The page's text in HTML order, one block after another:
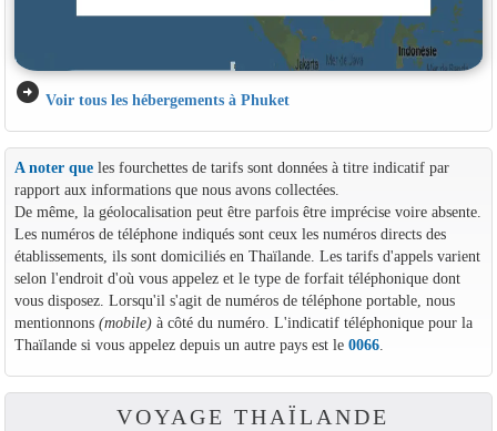
arrow_circle_right Voir tous les hébergements à Phuket
A noter queles fourchettes de tarifs sont données à titre indicatif par
rapport aux informations que nous avons collectées.
De même, la géolocalisation peut être parfois être imprécise voire absente.
Les numéros de téléphone indiqués sont ceux les numéros directs des
établissements, ils sont domiciliés en Thaïlande. Les tarifs d'appels varient
selon l'endroit d'où vous appelez et le type de forfait téléphonique dont
vous disposez. Lorsqu'il s'agit de numéros de téléphone portable, nous
mentionnons (mobile)à côté du numéro. L'indicatif téléphonique pour la
Thaïlande si vous appelez depuis un autre pays est le 0066.
VOYAGE THAÏLANDE